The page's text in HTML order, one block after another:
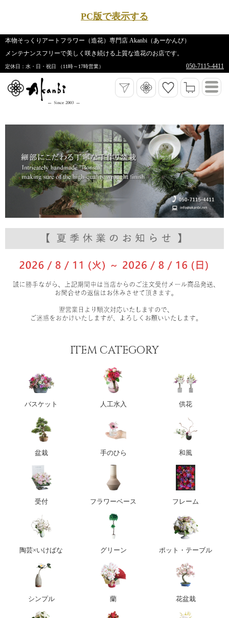
PC版で表示する
本物そっくりアートフラワー（造花）専門店 Akanbi（あーかんび）
メンテナンスフリーで美しく咲き続ける上質な造花のお店です。
定休日：水・日・祝日 （11時～17時営業） 050-7115-4411
ITEM CATEGORY
バスケット 人工水入 供花
盆栽 手のひら 和風
受付 フラワーベース フレーム
陶芸×いけばな グリーン ポット・テーブル
シンプル 蘭 花盆栽